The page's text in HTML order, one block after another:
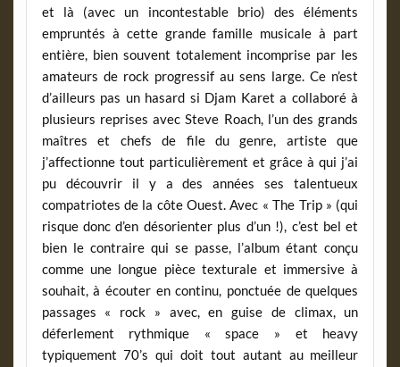
et là (avec un incontestable brio) des éléments
empruntés à cette grande famille musicale à part
entière, bien souvent totalement incomprise par les
amateurs de rock progressif au sens large. Ce n’est
d’ailleurs pas un hasard si Djam Karet a collaboré à
plusieurs reprises avec Steve Roach, l’un des grands
maîtres et chefs de file du genre, artiste que
j’affectionne tout particulièrement et grâce à qui j’ai
pu découvrir il y a des années ses talentueux
compatriotes de la côte Ouest. Avec « The Trip » (qui
risque donc d’en désorienter plus d’un !), c’est bel et
bien le contraire qui se passe, l’album étant conçu
comme une longue pièce texturale et immersive à
souhait, à écouter en continu, ponctuée de quelques
passages « rock » avec, en guise de climax, un
déferlement rythmique « space » et heavy
typiquement 70’s qui doit tout autant au meilleur